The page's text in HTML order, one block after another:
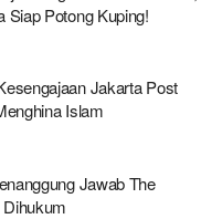
Siap Potong Kuping!
Jakarta Post
Islam
Jawab The